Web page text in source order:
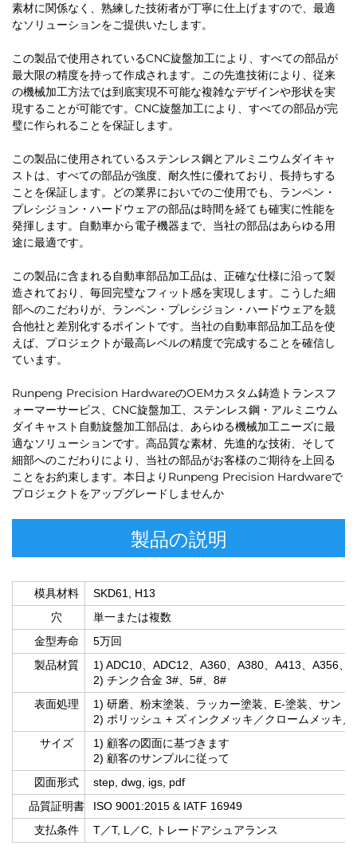
素材に関係なく、熟練した技術者が丁寧に仕上げますので、最適
なソリューションをご提供いたします。
この製品で使用されているCNC旋盤加工により、すべての部品が
最大限の精度を持って作成されます。この先進技術により、従来
の機械加工方法では到底実現不可能な複雑なデザインや形状を実
現することが可能です。CNC旋盤加工により、すべての部品が完
璧に作られることを保証します。
この製品に使用されているステンレス鋼とアルミニウムダイキャ
ストは、すべての部品が強度、耐久性に優れており、長持ちする
ことを保証します。どの業界においでのご使用でも、ランペン・
プレシジョン・ハードウェアの部品は時間を経ても確実に性能を
発揮します。自動車から電子機器まで、当社の部品はあらゆる用
途に最適です。
この製品に含まれる自動車部品加工品は、正確な仕様に沿って製
造されており、毎回完璧なフィット感を実現します。こうした細
部へのこだわりが、ランペン・プレシジョン・ハードウェアを競
合他社と差別化するポイントです。当社の自動車部品加工品を使
えば、プロジェクトが最高レベルの精度で完成することを確信し
ています。
Runpeng Precision HardwareのOEMカスタム鋳造トランスフ
ォーマーサービス、CNC旋盤加工、ステンレス鋼・アルミニウム
ダイキャスト自動旋盤加工部品は、あらゆる機械加工ニーズに最
適なソリューションです。高品質な素材、先進的な技術、そして
細部へのこだわりにより、当社の部品がお客様のご期待を上回る
ことをお約束します。本日よりRunpeng Precision Hardwareで
プロジェクトをアップグレードしませんか
製品の説明
模具材料
SKD61, H13
穴
単一または複数
金型寿命
5万回
製品材質
1) ADC10、ADC12、A360、A380、A413、A356、
2) チンク合金 3#、5#、8#
表面処理
1) 研磨、粉末塗装、ラッカー塗装、E-塗装、サン
2) ポリッシュ + ズィンクメッキ／クロームメッキ
サイズ
1) 顧客の図面に基づきます
2) 顧客のサンプルに従って
図面形式
step, dwg, igs, pdf
品質証明書
ISO 9001:2015 & IATF 16949
支払条件
T／T, L／C, トレードアシュアランス